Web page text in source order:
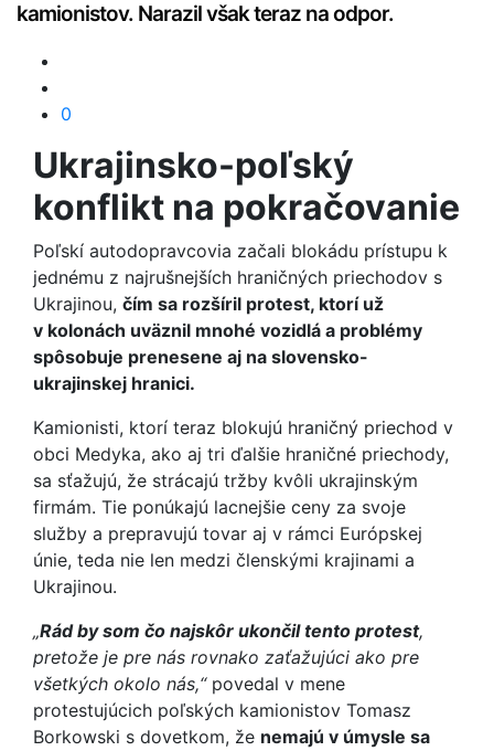
kamionistov. Narazil však teraz na odpor.
0
Ukrajinsko-poľský
konflikt na pokračovanie
Poľskí autodopravcovia začali blokádu prístupu k
jednému z najrušnejších hraničných priechodov s
Ukrajinou, čím sa rozšíril protest, ktorí už
v kolonách uväznil mnohé vozidlá a problémy
spôsobuje prenesene aj na slovensko-
ukrajinskej hranici.
Kamionisti, ktorí teraz blokujú hraničný priechod v
obci Medyka, ako aj tri ďalšie hraničné priechody,
sa sťažujú, že strácajú tržby kvôli ukrajinským
firmám. Tie ponúkajú lacnejšie ceny za svoje
služby a prepravujú tovar aj v rámci Európskej
únie, teda nie len medzi členskými krajinami a
Ukrajinou.
„Rád by som čo najskôr ukončil tento protest,
pretože je pre nás rovnako zaťažujúci ako pre
všetkých okolo nás,“povedal v mene
protestujúcich poľských kamionistov Tomasz
Borkowski s dovetkom, že nemajú v úmysle sa